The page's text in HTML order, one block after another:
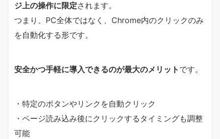
ジ上の操作に限定されます。
つまり、PC全体ではなく、Chrome内のクリックのみ
を自動化する形です。
安全かつ手軽に導入できるのが最大のメリット です。
・特定のボタンやリンクを自動クリック
・ページ読み込み後にクリックするタイミングも調整
可能